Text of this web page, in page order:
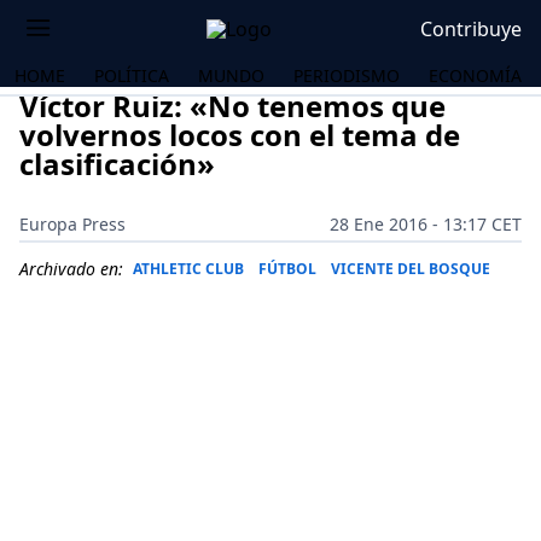
Contribuye
HOME POLÍTICA MUNDO PERIODISMO ECONOMÍA
Víctor Ruiz: «No tenemos que
volvernos locos con el tema de
clasificación»
Europa Press
28 Ene 2016 - 13:17 CET
Archivado en: ATHLETIC CLUB FÚTBOL VICENTE DEL BOSQUE